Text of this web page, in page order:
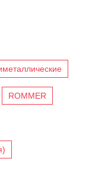
ROMMER